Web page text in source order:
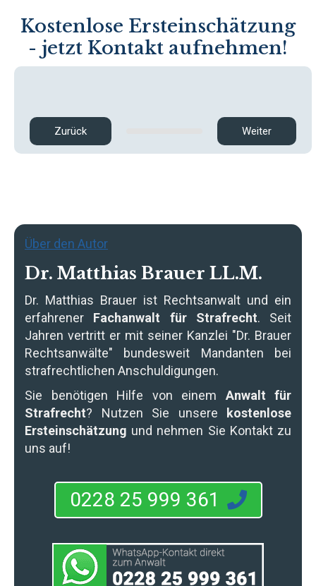
Kostenlose Ersteinschätzung
- jetzt Kontakt aufnehmen!
Zurück Weiter
Über den Autor
Dr. Matthias Brauer LL.M.
Dr. Matthias Brauer ist Rechtsanwalt und ein
erfahrener Fachanwalt für Strafrecht. Seit
Jahren vertritt er mit seiner Kanzlei "Dr. Brauer
Rechtsanwälte" bundesweit Mandanten bei
strafrechtlichen Anschuldigungen.
Sie benötigen Hilfe von einem Anwalt für
Strafrecht? Nutzen Sie unsere kostenlose
Ersteinschätzung und nehmen Sie Kontakt zu
uns auf!
0228 25 999 361